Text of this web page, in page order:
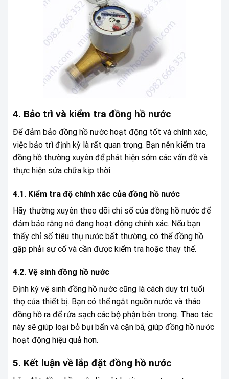
4. Bảo trì và kiểm tra đồng hồ nước
Để đảm bảo đồng hồ nước hoạt động tốt và chính xác,
việc bảo trì định kỳ là rất quan trọng. Bạn nên kiểm tra
đồng hồ thường xuyên để phát hiện sớm các vấn đề và
thực hiện sửa chữa kịp thời.
4.1. Kiểm tra độ chính xác của đồng hồ nước
Hãy thường xuyên theo dõi chỉ số của đồng hồ nước để
đảm bảo rằng nó đang hoạt động chính xác. Nếu bạn
thấy chỉ số tiêu thụ nước bất thường, có thể đồng hồ
gặp phải sự cố và cần được kiểm tra hoặc thay thế.
4.2. Vệ sinh đồng hồ nước
Định kỳ vệ sinh đồng hồ nước cũng là cách duy trì tuổi
thọ của thiết bị. Bạn có thể ngắt nguồn nước và tháo
đồng hồ ra để rửa sạch các bộ phận bên trong. Thao tác
này sẽ giúp loại bỏ bụi bẩn và cặn bã, giúp đồng hồ nước
hoạt động hiệu quả hơn.
5. Kết luận về lắp đặt đồng hồ nước